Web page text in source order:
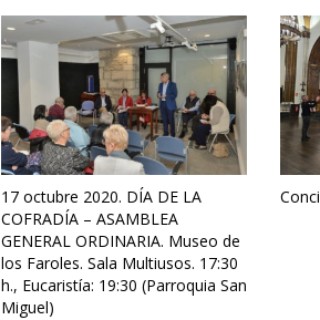
17 octubre 2020. DÍA DE LA
COFRADÍA – ASAMBLEA
GENERAL ORDINARIA. Museo de
los Faroles. Sala Multiusos. 17:30
h., Eucaristía: 19:30 (Parroquia San
Miguel)